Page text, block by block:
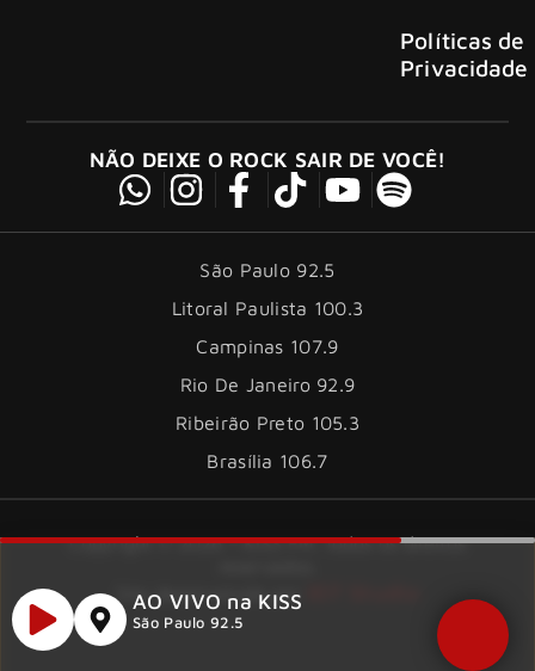
Políticas de
Privacidade
NÃO DEIXE O ROCK SAIR DE VOCÊ!
São Paulo 92.5
Litoral Paulista 100.3
Campinas 107.9
Rio De Janeiro 92.9
Ribeirão Preto 105.3
Brasília 106.7
Copyright © 2026 – KISS FM. Todos os direitos
Site desenvolvido por
AO VIVO na KISS
São Paulo 92.5